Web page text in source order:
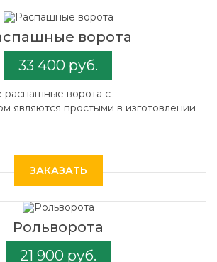
ворота
33 400 руб.
распашные ворота с
являются простыми в изготовлении
ЗАКАЗАТЬ
Рольворота
21 900 руб.